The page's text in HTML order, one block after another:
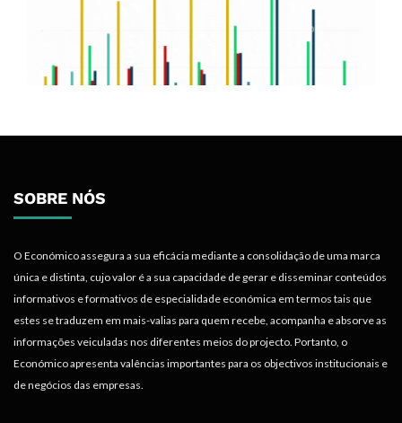
SOBRE NÓS
O Económico assegura a sua eficácia mediante a consolidação de uma marca
única e distinta, cujo valor é a sua capacidade de gerar e disseminar conteúdos
informativos e formativos de especialidade económica em termos tais que
estes se traduzem em mais-valias para quem recebe, acompanha e absorve as
informações veiculadas nos diferentes meios do projecto. Portanto, o
Económico apresenta valências importantes para os objectivos institucionais e
de negócios das empresas.